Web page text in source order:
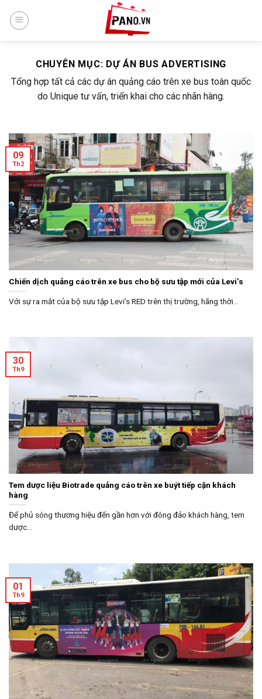
CHUYÊN MỤC: DỰ ÁN BUS ADVERTISING
Tổng hợp tất cả các dự án quảng cáo trên xe bus toàn quốc
do Unique tư vấn, triển khai cho các nhãn hàng.
Chiến dịch quảng cáo trên xe bus cho bộ sưu tập mới của Levi’s
Với sự ra mắt của bộ sưu tập Levi’s RED trên thị trường, hãng thời...
09
Th2
Tem dược liệu Biotrade quảng cáo trên xe buýt tiếp cận khách
hàng
Để phủ sóng thương hiệu đến gần hơn với đông đảo khách hàng, tem
dược...
30
Th9
01
Th9